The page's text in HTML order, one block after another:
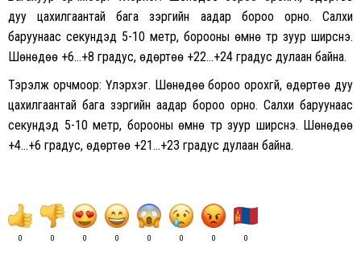
дуу цахилгаантай бага зэргийн аадар бороо орно. Салхи
баруунаас секундэд 5-10 метр, борооны өмнө түр зуур ширүүснэ.
Шөнөдөө +6…+8 градус, өдөртөө +22…+24 градус дулаан байна.
Тэрэлж орчмоор: Үүлэрхэг. Шөнөдөө бороо орохгүй, өдөртөө дуу
цахилгаантай бага зэргийн аадар бороо орно. Салхи баруунаас
секундэд 5-10 метр, борооны өмнө түр зуур ширүүснэ. Шөнөдөө
+4…+6 градус, өдөртөө +21…+23 градус дулаан байна.
0 0 0 0 0 0 0 0